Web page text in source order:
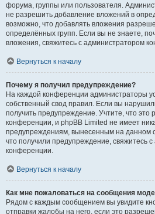
форума, группы или пользователя.
не разрешить добавление вложений в
возможно, что добавлять вложения
определённых групп. Если вы не знаете,
вложения, свяжитесь с администратором
Вернуться к началу
Почему я получил предупреждение?
На каждой конференции администраторы
собственный свод правил. Если вы
получить предупреждение. Учтите, что
конференции, и phpBB Limited не имеет
предупреждениям, вынесенным на данном
что получили предупреждение, свяжитесь
конференции.
Вернуться к началу
Как мне пожаловаться на сообщения
Рядом с каждым сообщением вы увидите
отправки жалобы на него, если это